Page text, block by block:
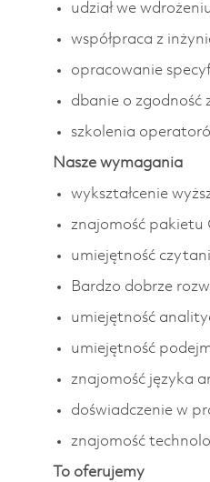
udział we
współpraca z
opracowanie
dbanie o zgodność
szkolenia
Nasze wymagania
wykształcenie
znajomość pakietu
umiejętność
Bardzo dobrze
umiejętność
umiejętność
znajomość języka
doświadczenie w
znajomość
To oferujemy